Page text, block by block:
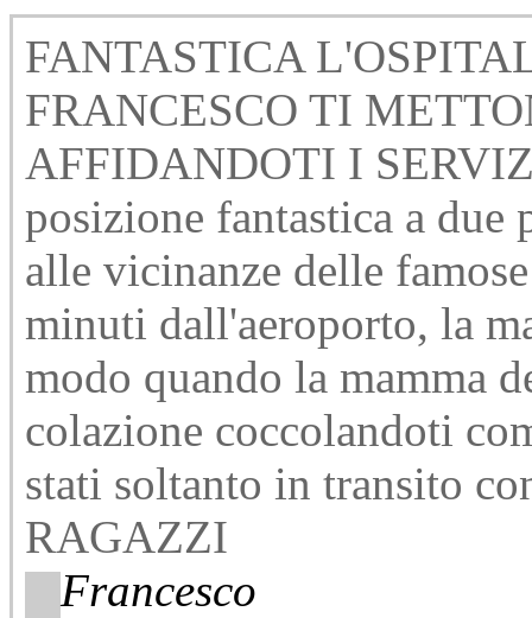
FANTASTICA
FRANCESCO TI
AFFIDANDOTI I
posizione fantastica a due
alle vicinanze delle
minuti dall'aeroporto, la
modo quando la mamma
colazione coccolandoti
stati soltanto in transito
RAGAZZI
Francesco